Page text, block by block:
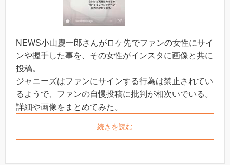
NEWS小山慶一郎さんがロケ先でファンの女性にサイ
ンや握手した事を、その女性がインスタに画像と共に
投稿。
ジャニーズはファンにサインする行為は禁止されてい
るようで、ファンの自慢投稿に批判が相次いでいる。
詳細や画像をまとめてみた。
続きを読む